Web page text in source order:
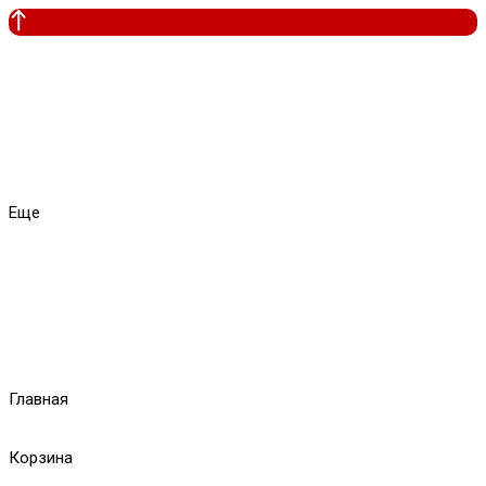
Еще
Главная
Корзина